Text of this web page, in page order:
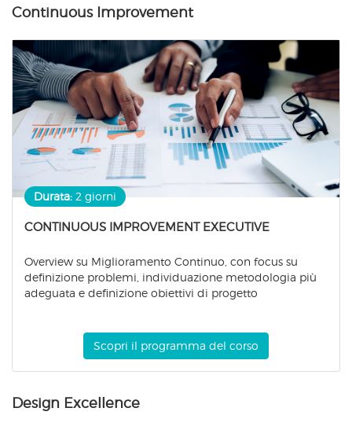
Continuous Improvement
Durata: 2 giorni
CONTINUOUS IMPROVEMENT EXECUTIVE
Overview su Miglioramento Continuo, con focus su
definizione problemi, individuazione metodologia più
adeguata e definizione obiettivi di progetto
Scopri il programma del corso
Design Excellence